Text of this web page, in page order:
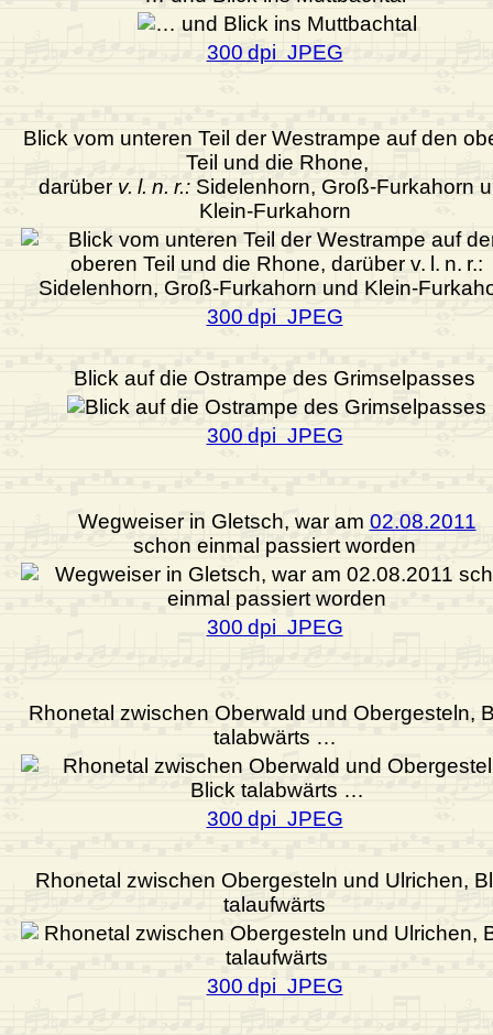
300 dpi JPEG
Blick vom unteren Teil der Westrampe auf den
Teil und die Rhone,
darüber v. l. n. r.:Sidelenhorn, Groß-Furkahorn
Klein-Furkahorn
300 dpi JPEG
Blick auf die Ostrampe des Grimselpasses
300 dpi JPEG
Wegweiser in Gletsch, war am 02.08.2011
schon einmal passiert worden
300 dpi JPEG
Rhonetal zwischen Oberwald und Obergesteln,
talabwärts …
300 dpi JPEG
Rhonetal zwischen Obergesteln und Ulrichen,
talaufwärts
300 dpi JPEG